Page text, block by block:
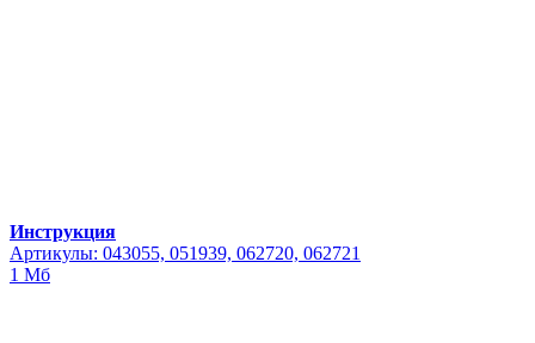
Инструкция
Артикулы: 043055, 051939, 062720, 062721
1 Мб